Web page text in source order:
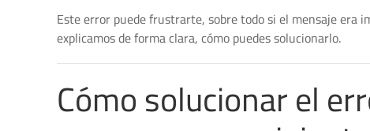
Este error puede frustrarte, sobre todo si el mensaje era
explicamos de forma clara, cómo puedes solucionarlo.
Cómo solucionar el